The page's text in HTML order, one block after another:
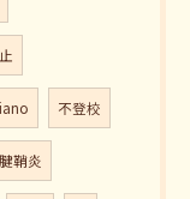
不登校
腱鞘炎